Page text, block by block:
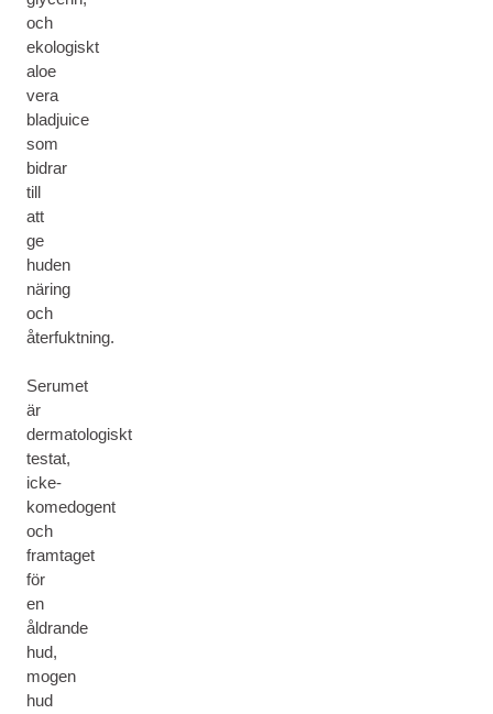
och
ekologiskt
aloe
vera
bladjuice
som
bidrar
till
att
ge
huden
näring
och
återfuktning.
Serumet
är
dermatologiskt
testat,
icke-
komedogent
och
framtaget
för
en
åldrande
hud,
mogen
hud